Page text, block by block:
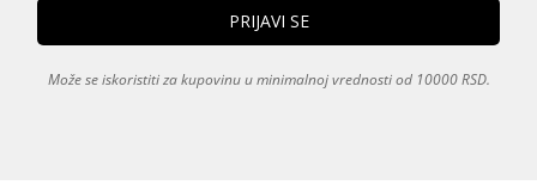
Može se iskoristiti za kupovinu u minimalnoj vrednosti od 10000 RSD.